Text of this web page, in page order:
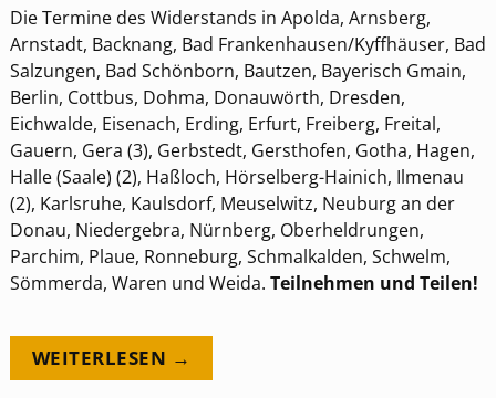
Die Termine des Widerstands in Apolda, Arnsberg,
Arnstadt, Backnang, Bad Frankenhausen/Kyffhäuser, Bad
Salzungen, Bad Schönborn, Bautzen, Bayerisch Gmain,
Berlin, Cottbus, Dohma, Donauwörth, Dresden,
Eichwalde, Eisenach, Erding, Erfurt, Freiberg, Freital,
Gauern, Gera (3), Gerbstedt, Gersthofen, Gotha, Hagen,
Halle (Saale) (2), Haßloch, Hörselberg-Hainich, Ilmenau
(2), Karlsruhe, Kaulsdorf, Meuselwitz, Neuburg an der
Donau, Niedergebra, Nürnberg, Oberheldrungen,
Parchim, Plaue, Ronneburg, Schmalkalden, Schwelm,
Sömmerda, Waren und Weida. Teilnehmen und Teilen!
WEITERLESEN →